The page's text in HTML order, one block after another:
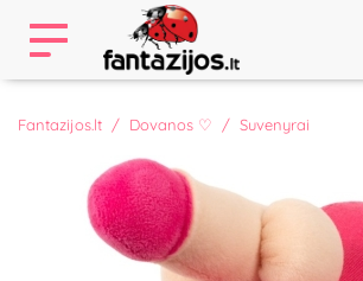
Fantazijos.lt Dovanos ♡ Suvenyrai